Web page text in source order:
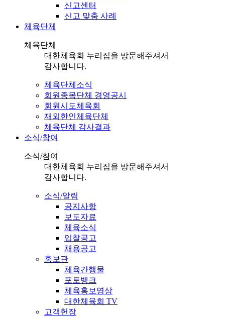
신고센터
신고 맞춤 사례
체육단체
체육단체
대한체육회 누리집을 방문해주셔서
감사합니다.
체육단체소식
회원종목단체 경영공시
회원시도체육회
재외한인체육단체
체육단체 감사결과
소식/참여
소식/참여
대한체육회 누리집을 방문해주셔서
감사합니다.
소식/알림
공지사항
보도자료
체육소식
입찰공고
채용공고
홍보관
체육간행물
포토뱅크
체육홍보영상
대한체육회 TV
고객헌장